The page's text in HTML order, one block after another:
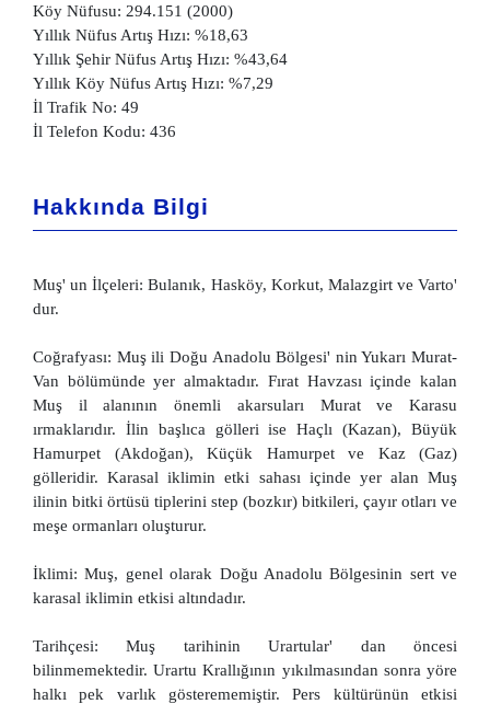
Köy Nüfusu: 294.151 (2000)
Yıllık Nüfus Artış Hızı: %18,63
Yıllık Şehir Nüfus Artış Hızı: %43,64
Yıllık Köy Nüfus Artış Hızı: %7,29
İl Trafik No: 49
İl Telefon Kodu: 436
Hakkında Bilgi
Muş' un İlçeleri: Bulanık, Hasköy, Korkut, Malazgirt ve Varto'
dur.
Coğrafyası: Muş ili Doğu Anadolu Bölgesi' nin Yukarı Murat-
Van bölümünde yer almaktadır. Fırat Havzası içinde kalan
Muş il alanının önemli akarsuları Murat ve Karasu
ırmaklarıdır. İlin başlıca gölleri ise Haçlı (Kazan), Büyük
Hamurpet (Akdoğan), Küçük Hamurpet ve Kaz (Gaz)
gölleridir. Karasal iklimin etki sahası içinde yer alan Muş
ilinin bitki örtüsü tiplerini step (bozkır) bitkileri, çayır otları ve
meşe ormanları oluşturur.
İklimi: Muş, genel olarak Doğu Anadolu Bölgesinin sert ve
karasal iklimin etkisi altındadır.
Tarihçesi: Muş tarihinin Urartular' dan öncesi
bilinmemektedir. Urartu Krallığının yıkılmasından sonra yöre
halkı pek varlık gösterememiştir. Pers kültürünün etkisi